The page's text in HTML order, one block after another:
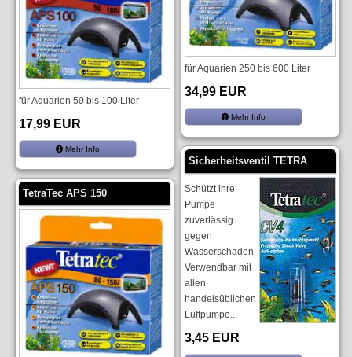
für Aquarien 50 bis 100 Liter
17,99 EUR
Mehr Info
TetraTec APS 150
für Aquarien 250 bis 600 Liter
34,99 EUR
Mehr Info
Sicherheitsventil TETRA
Schützt ihre
Pumpe
zuverlässig
gegen
Wasserschäden
Verwendbar mit
allen
handelsüblichen
Luftpumpe...
3,45 EUR